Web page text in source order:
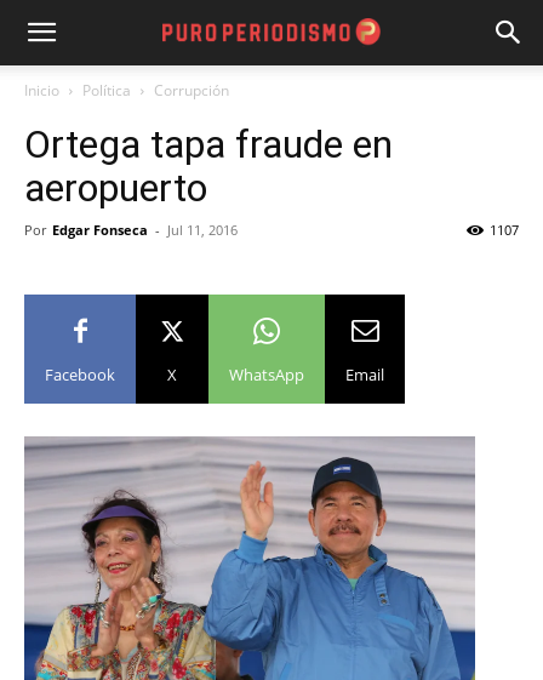
Inicio Política Corrupción
Ortega tapa fraude en
aeropuerto
Por Edgar Fonseca - Jul 11, 2016 1107
Facebook X WhatsApp Email